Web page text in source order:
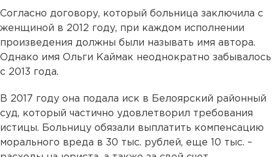
Согласно договору, который больница заключила с
женщиной в 2012 году, при каждом исполнении
произведения должны были называть имя автора.
Однако имя Ольги Каймак неоднократно забывалось
с 2013 года.
В 2017 году она подала иск в Белоярский районный
суд, который частично удовлетворил требования
истицы. Больницу обязали выплатить компенсацию
морального вреда в 30 тыс. рублей, еще 10 тыс. –